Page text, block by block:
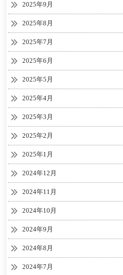
2025年9月
2025年8月
2025年7月
2025年6月
2025年5月
2025年4月
2025年3月
2025年2月
2025年1月
2024年12月
2024年11月
2024年10月
2024年9月
2024年8月
2024年7月